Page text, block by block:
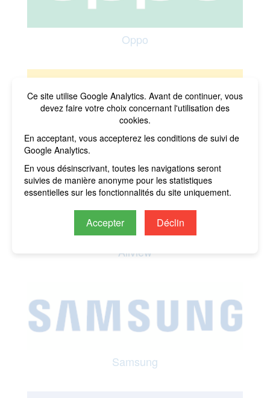
Ce site utilise Google Analytics. Avant de continuer, vous
devez faire votre choix concernant l'utilisation des
cookies.
En acceptant, vous accepterez les conditions de suivi de
Google Analytics.
En vous désinscrivant, toutes les navigations seront
suivies de manière anonyme pour les statistiques
essentielles sur les fonctionnalités du site uniquement.
Accepter Déclin
Oppo
Allview
Samsung